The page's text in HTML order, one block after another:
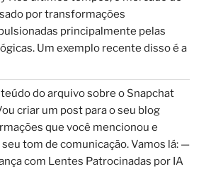
por transformações
principalmente pelas
Um exemplo recente disso é a
do arquivo sobre o Snapchat
criar um post para o seu blog
que você mencionou e
tom de comunicação. Vamos lá: —
com Lentes Patrocinadas por IA